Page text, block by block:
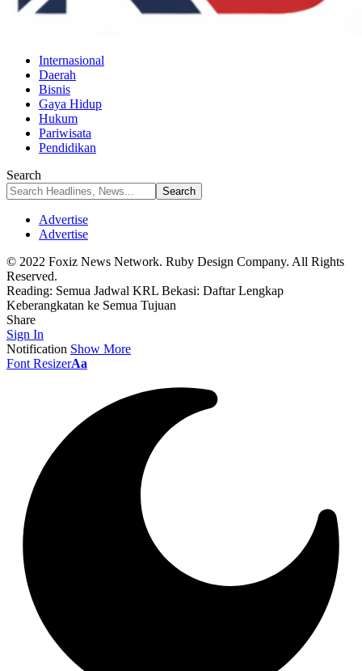
Internasional
Daerah
Bisnis
Gaya Hidup
Hukum
Pariwisata
Pendidikan
Search
Advertise
Advertise
© 2022 Foxiz News Network. Ruby Design Company. All Rights
Reserved.
Reading: Semua Jadwal KRL Bekasi: Daftar Lengkap
Keberangkatan ke Semua Tujuan
Share
Sign In
Notification Show More
Font ResizerAa